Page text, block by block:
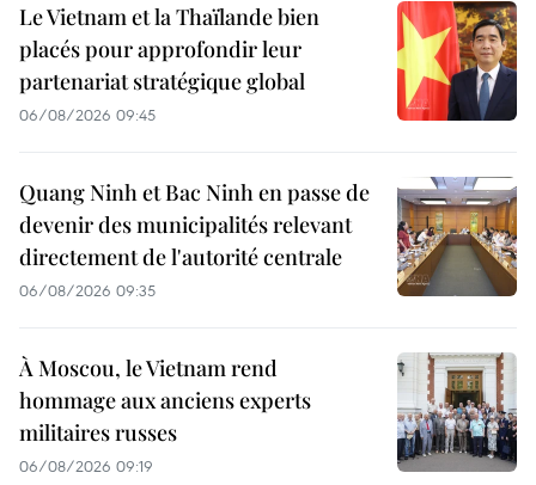
Le Vietnam et la Thaïlande bien
placés pour approfondir leur
partenariat stratégique global
06/08/2026 09:45
Quang Ninh et Bac Ninh en passe de
devenir des municipalités relevant
directement de l'autorité centrale
06/08/2026 09:35
À Moscou, le Vietnam rend
hommage aux anciens experts
militaires russes
06/08/2026 09:19